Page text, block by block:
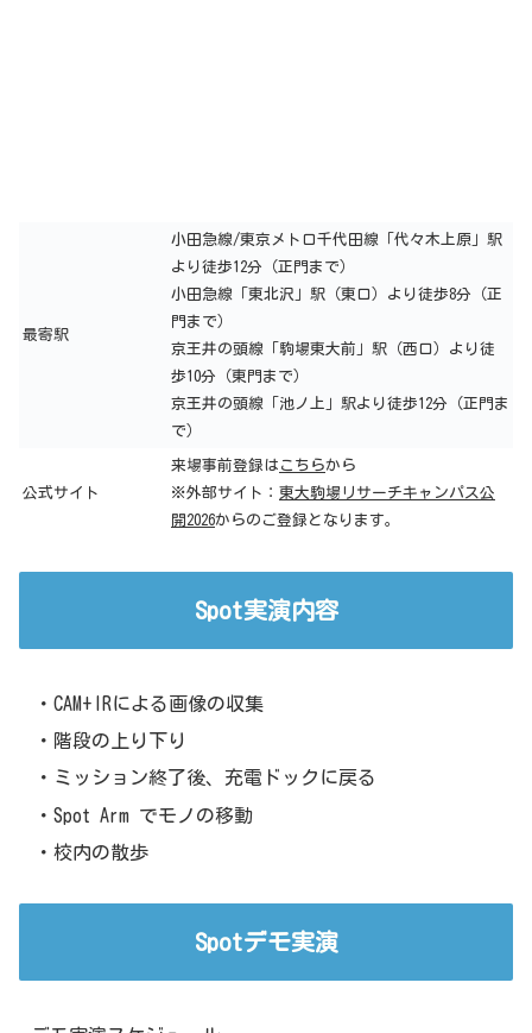
最寄駅
小田急線/東京メトロ千代田線「代々木上原」駅
より徒歩12分（正門まで）
小田急線「東北沢」駅（東口）より徒歩8分（正
門まで）
京王井の頭線「駒場東大前」駅（西口）より徒
歩10分（東門まで）
京王井の頭線「池ノ上」駅より徒歩12分（正門ま
で）
公式サイト
来場事前登録は こちらから
※外部サイト： 東大駒場リサーチキャンパス公
開2026からのご登録となります。
Spot実演内容
・CAM+IRによる画像の収集
・階段の上り下り
・ミッション終了後、充電ドックに戻る
・Spot Arm でモノの移動
・校内の散歩
Spotデモ実演